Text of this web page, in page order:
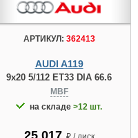
АРТИКУЛ: 362413
AUDI A119
9x20 5/112 ET33 DIA 66.6
MBF
на складе >12 шт.
25 017